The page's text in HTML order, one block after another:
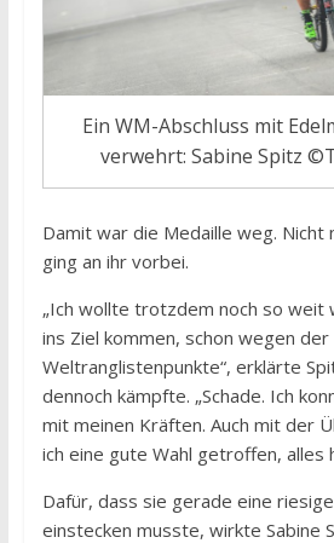
Ein WM-Abschluss mit
verwehrt: Sabine Spitz
Damit war die Medaille weg. Nicht
ging an ihr vorbei.
„Ich wollte trotzdem noch so weit
ins Ziel kommen, schon wegen der
Weltranglistenpunkte“, erklärte
dennoch kämpfte. „Schade. Ich
mit meinen Kräften. Auch mit der
ich eine gute Wahl getroffen, alles
Dafür, dass sie gerade eine
einstecken musste, wirkte Sabine